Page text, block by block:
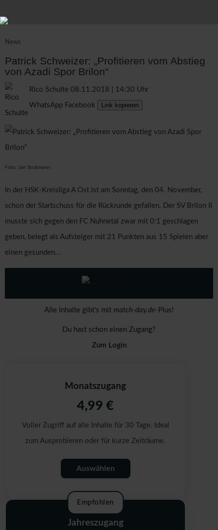
News
Patrick Schweizer: „Profitieren vom Abstieg
von Azadi Spor Brilon“
Rico Schulte 08.11.2018 | 14:30 Uhr
WhatsApp Facebook Link kopieren
Foto: Jan Stratmann
In der HSK-Kreisliga A Ost ist am Sonntag, den 04. November,
schon der Startschuss für die Rückrunde gefallen. Der SV Brilon II
musste sich gegen den FC Nuhnetal zwar mit 0:1 geschlagen
geben, belegt als Aufsteiger mit 21 Punkten aus 15 Spielen aber
einen gesunden…
Alle Inhalte gibt's mit match-day.de-Plus!
Du hast schon einen Zugang?
Zum Login
Monatszugang
4,99 €
Voller Zugriff auf alle Inhalte für 30 Tage. Ideal
zum Ausprobieren oder für kurze Zeiträume.
Auswählen
Empfohlen
Jahreszugang